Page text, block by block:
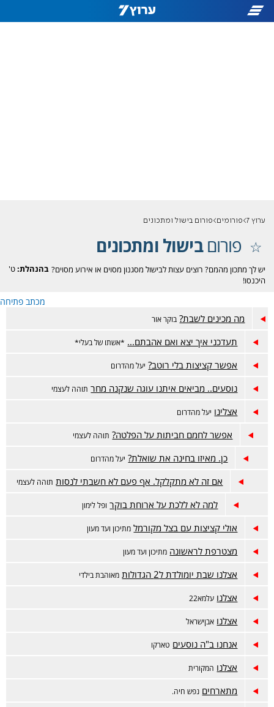
ערוץ 7 פורומים פורום בישול ומתכונים
פורוםבישול ומתכונים
בהנהלת:ט'
יש לך מתכון מהמם? רוצים עצות לבישול מסגנון מסוים או אירוע מסוים?
היכנסו!
מכתב פתיחה
מה מכינים לשבת? בוקר אור
תעדכני איך יצא ואם אהבתם... *אשתו של בעלי*
אפשר קציצות בלי רוטב? יעל מהדרום
נוסעים.. מביאים איתנו עוגה שנקנה מחר תוהה לעצמי
אצלינו יעל מהדרום
אפשר לחמם חביתות על הפלטה? תוהה לעצמי
כן. מאיזו בחינה את שואלת? יעל מהדרום
אם זה לא מתקלקל. אף פעם לא חשבתי לנסות תוהה לעצמי
למה לא ללכת על ארוחת בוקר ופל לימון
אולי קציצות עם בצל מקורמל מתיכון ועד מעון
מצטרפת לראשונה מתיכון ועד מעון
אצלנו שבת יומולדת ל2 הגדולות מאוהבת בילדי
אצלנו עלמא22
אצלנו אבןישראל
אנחנו ב"ה נוסעים טארקו
אצלנו המקורית
מתארחים נפש חיה.